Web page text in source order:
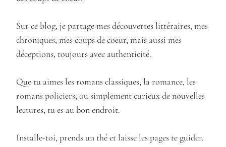
Sur ce blog, je partage mes découvertes littéraires, mes
chroniques, mes coups de coeur, mais aussi mes
déceptions, toujours avec authenticité.
Que tu aimes les romans classiques, la romance, les
romans policiers, ou simplement curieux de nouvelles
lectures, tu es au bon endroit.
Installe-toi, prends un thé et laisse les pages te guider.